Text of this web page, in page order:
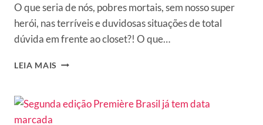
O que seria de nós, pobres mortais, sem nosso super
herói, nas terríveis e duvidosas situações de total
dúvida em frente ao closet?! O que…
LEIA MAIS JEANS,
HERÓI!